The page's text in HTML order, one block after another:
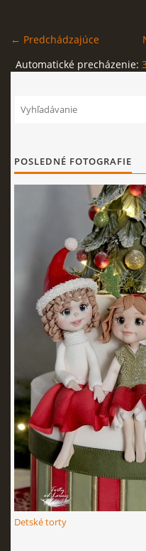
***VIANOCE***
KVÁSKOVANIE
KURZY - ŠKOLENIA
← Predchádzajúce
Automatické precházenie: 3
POSLEDNÉ FOTOGRAFIE
Detské torty